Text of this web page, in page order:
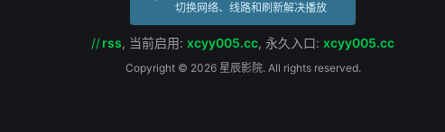
//rss, 当前启用: xcyy005.cc, 永久入口: xcyy005.cc
Copyright © 2026 星辰影院. All rights reserved.
切换网络、线路和刷新解决播放